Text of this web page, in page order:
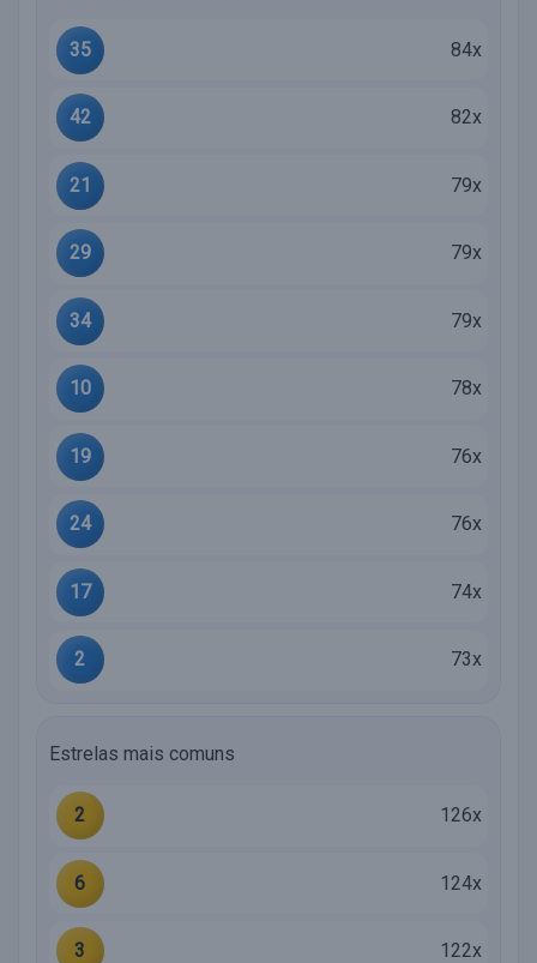
35 84x
42 82x
21 79x
29 79x
34 79x
10 78x
19 76x
24 76x
17 74x
2 73x
Estrelas mais comuns
2 126x
6 124x
3 122x